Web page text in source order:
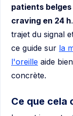
patients belges
craving en 24 h
trajet du signal
ce guide sur la
l'oreille aide
concrète.
Ce que cela